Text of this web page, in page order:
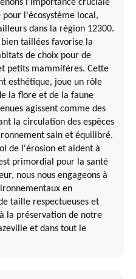
l'importance cruciale
l'écosystème local,
dans la région 12300.
taillées favorise la
de choix pour de
petits mammifères. Cette
esthétique, joue un rôle
la flore et de la faune
agissent comme des
la circulation des espèces
sain et équilibré.
de l'érosion et aident à
primordial pour la santé
nous nous engageons à
en
taille respectueuses et
la préservation de notre
et dans tout le